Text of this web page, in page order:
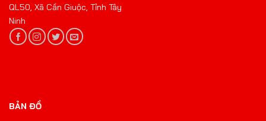
QL50, Xã Cần Giuộc, Tỉnh Tây
Ninh
BẢN ĐỒ